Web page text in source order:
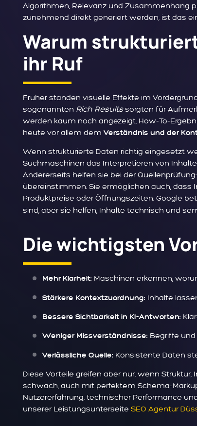
Algorithmen, Relevanz und Zusammenhang
zunehmend direkt generiert werden, ist das
Warum
ihr Ruf
Früher standen visuelle Effekte im
sogenannten Rich Resultssorgten für
werden kaum noch angezeigt, How-To-
heute vor allem dem Verständnis und der
Wenn strukturierte Daten richtig eingesetzt
Suchmaschinen das Interpretieren von
Andererseits helfen sie bei der
übereinstimmen. Sie ermöglichen auch,
Produktpreise oder Öffnungszeiten. Google
sind, aber sie helfen, Inhalte technisch und
Die wichtigsten
Mehr Klarheit: Maschinen erkennen,
Stärkere Kontextzuordnung: Inhalte
Bessere Sichtbarkeit in KI-Antworten:
Weniger Missverständnisse: Begriffe
Verlässliche Quelle: Konsistente Daten
Diese Vorteile greifen aber nur, wenn
schwach, auch mit perfektem Schema-
Nutzererfahrung, technischer Performance
unserer Leistungsunterseite SEO Agentur